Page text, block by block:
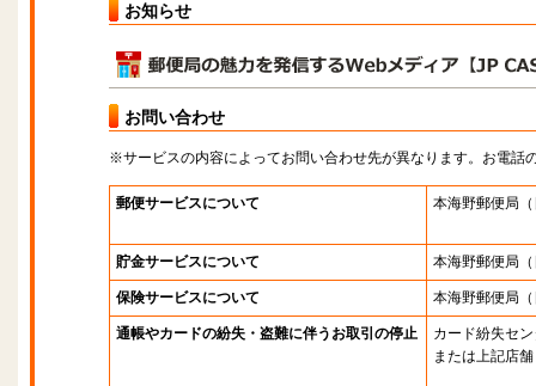
お知らせ
お問い合わせ
※サービスの内容によってお問い合わせ先が異なります。お電話
郵便サービスについて 本海野郵便局
貯金サービスについて 本海野郵便局
保険サービスについて 本海野郵便局
通帳やカードの紛失・盗難に伴うお取引の停止
カード紛失セ
または上記店舗